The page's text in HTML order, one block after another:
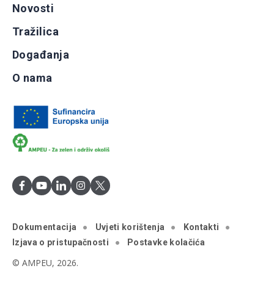
Novosti
Tražilica
Događanja
O nama
Dokumentacija Uvjeti korištenja
Kontakti
Izjava o pristupačnosti
Postavke kolačića
© AMPEU, 2026.